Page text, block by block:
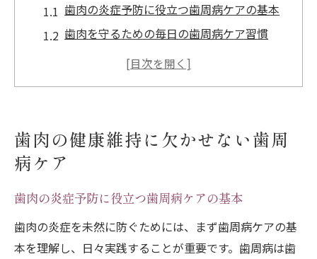
歯肉の炎症予防に役立つ歯周病ケアの基本
歯肉を守るための毎日の歯周病ケア習慣
歯肉の健康維持へセルフ歯周病ケアの実践
法
セルフケアで守る歯茎の腫れと出血対策法
歯肉の腫れを抑えるセルフケアのコツ
出血しやすい歯肉への歯周病ケアの工夫
歯肉が腫れた時のセルフケア実践ポイント
歯肉の健康維持に欠かせない歯周
病ケア
歯肉の炎症予防に役立つ歯周病ケアの基本
歯肉の炎症を未然に防ぐためには、まず歯周病ケアの基
本を理解し、日々実践することが重要です。歯周病は歯